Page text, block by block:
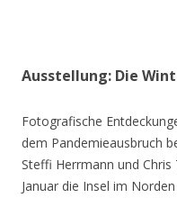
Ausstellung: Die
Fotografische
dem Pandemieausbruch
Steffi Herrmann und
Januar die Insel im